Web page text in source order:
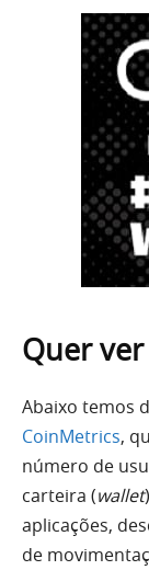
Quer
Abaixo temos
CoinMetrics,
número de
carteira (wallet
aplicações,
de